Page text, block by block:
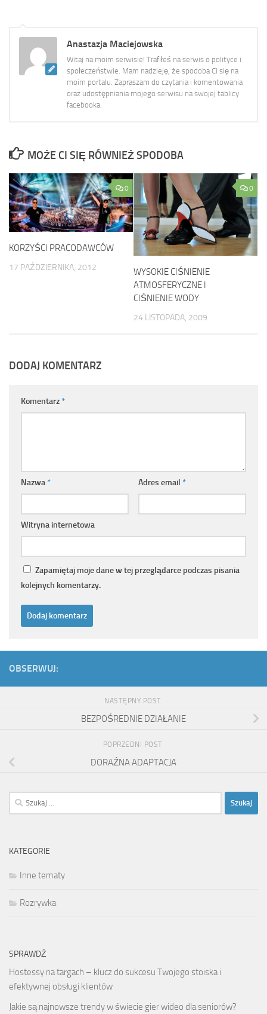
Anastazja Maciejowska
Witaj na moim serwisie! Trafiłeś na serwis o polityce i
społeczeństwie. Mam nadzieję, że spodoba Ci się na
moim portalu. Zapraszam do czytania i komentowania
oraz udostępniania mojego serwisu na swojej tablicy
facebooka.
MOŻE CI SIĘ RÓWNIEŻ SPODOBA
0
KORZYŚCI PRACODAWCÓW
17 PAŹDZIERNIKA, 2012
0
WYSOKIE CIŚNIENIE
ATMOSFERYCZNE I
CIŚNIENIE WODY
24 LISTOPADA, 2009
DODAJ KOMENTARZ
Komentarz*
Nazwa* Adres email *
Witryna internetowa
Zapamiętaj moje dane w tej przeglądarce podczas pisania
kolejnych komentarzy.
OBSERWUJ:
NASTĘPNY POST
BEZPOŚREDNIE DZIAŁANIE
POPRZEDNI POST
DORAŹNA ADAPTACJA
Szukaj:
KATEGORIE
Inne tematy
Rozrywka
SPRAWDŹ
Hostessy na targach – klucz do sukcesu Twojego stoiska i
efektywnej obsługi klientów
Jakie są najnowsze trendy w świecie gier wideo dla seniorów?